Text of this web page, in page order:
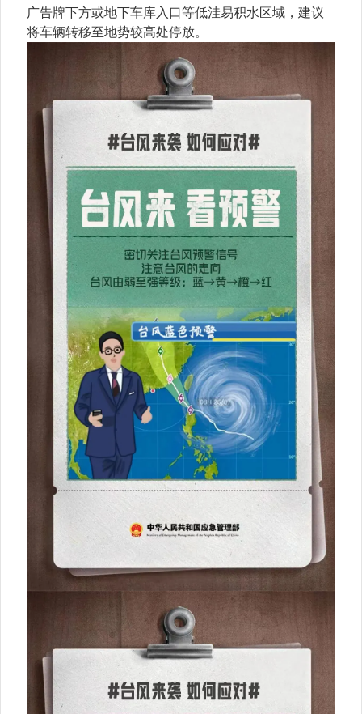
广告牌下方或地下车库入口等低洼易积水区域，建议
将车辆转移至地势较高处停放。